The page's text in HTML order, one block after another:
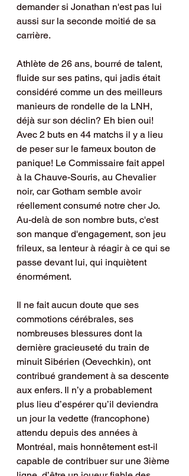
demander si Jonathan n'est pas lui
aussi sur la seconde moitié de sa
carrière.
Athlète de 26 ans, bourré de talent,
fluide sur ses patins, qui jadis était
considéré comme un des meilleurs
manieurs de rondelle de la LNH,
déjà sur son déclin? Eh bien oui!
Avec 2 buts en 44 matchs il y a lieu
de peser sur le fameux bouton de
panique! Le Commissaire fait appel
à la Chauve-Souris, au Chevalier
noir, car Gotham semble avoir
réellement consumé notre cher Jo.
Au-delà de son nombre buts, c'est
son manque d'engagement, son jeu
frileux, sa lenteur à réagir à ce qui se
passe devant lui, qui inquiètent
énormément.
Il ne fait aucun doute que ses
commotions cérébrales, ses
nombreuses blessures dont la
dernière gracieuseté du train de
minuit Sibérien (Oevechkin), ont
contribué grandement à sa descente
aux enfers. Il n’y a probablement
plus lieu d’espérer qu’il deviendra
un jour la vedette (francophone)
attendu depuis des années à
Montréal, mais honnêtement est-il
capable de contribuer sur une 3ième